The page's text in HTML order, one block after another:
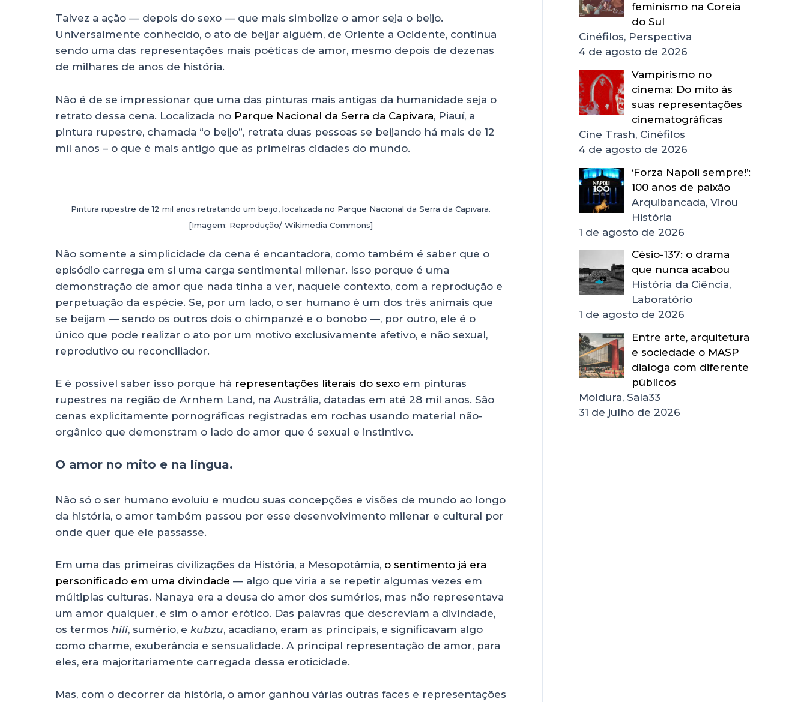
Talvez a ação — depois do sexo — que mais simbolize o amor seja o beijo.
Universalmente conhecido, o ato de beijar alguém, de Oriente a Ocidente, continua
sendo uma das representações mais poéticas de amor, mesmo depois de dezenas
de milhares de anos de história.
Não é de se impressionar que uma das pinturas mais antigas da humanidade seja o
retrato dessa cena. Localizada no Parque Nacional da Serra da Capivara, Piauí, a
pintura rupestre, chamada “o beijo”, retrata duas pessoas se beijando há mais de 12
mil anos – o que é mais antigo que as primeiras cidades do mundo.
Pintura rupestre de 12 mil anos retratando um beijo, localizada no Parque Nacional da Serra da Capivara.
[Imagem: Reprodução/ Wikimedia Commons]
Não somente a simplicidade da cena é encantadora, como também é saber que o
episódio carrega em si uma carga sentimental milenar. Isso porque é uma
demonstração de amor que nada tinha a ver, naquele contexto, com a reprodução e
perpetuação da espécie. Se, por um lado, o ser humano é um dos três animais que
se beijam — sendo os outros dois o chimpanzé e o bonobo —, por outro, ele é o
único que pode realizar o ato por um motivo exclusivamente afetivo, e não sexual,
reprodutivo ou reconciliador.
E é possível saber isso porque há representações literais do sexo em pinturas
rupestres na região de Arnhem Land, na Austrália, datadas em até 28 mil anos. São
cenas explicitamente pornográficas registradas em rochas usando material não-
orgânico que demonstram o lado do amor que é sexual e instintivo.
O amor no mito e na língua.
Não só o ser humano evoluiu e mudou suas concepções e visões de mundo ao longo
da história, o amor também passou por esse desenvolvimento milenar e cultural por
onde quer que ele passasse.
Em uma das primeiras civilizações da História, a Mesopotâmia, o sentimento já era
personificado em uma divindade — algo que viria a se repetir algumas vezes em
múltiplas culturas. Nanaya era a deusa do amor dos sumérios, mas não representava
um amor qualquer, e sim o amor erótico. Das palavras que descreviam a divindade,
os termos hili, sumério, e kubzu, acadiano, eram as principais, e significavam algo
como charme, exuberância e sensualidade. A principal representação de amor, para
eles, era majoritariamente carregada dessa eroticidade.
Mas, com o decorrer da história, o amor ganhou várias outras faces e representações
feminismo na Coreia
do Sul
Cinéfilos, Perspectiva
4 de agosto de 2026
Vampirismo no
cinema: Do mito às
suas representações
cinematográficas
Cine Trash, Cinéfilos
4 de agosto de 2026
‘Forza Napoli sempre!’:
100 anos de paixão
Arquibancada, Virou
História
1 de agosto de 2026
Césio-137: o drama
que nunca acabou
História da Ciência,
Laboratório
1 de agosto de 2026
Entre arte, arquitetura
e sociedade o MASP
dialoga com diferente
públicos
Moldura, Sala33
31 de julho de 2026